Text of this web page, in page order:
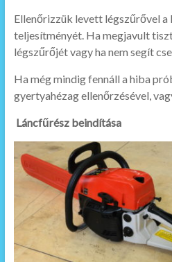
Ellenőrizzük levett légszűrővel
teljesítményét. Ha megjavult
légszűrőjét vagy ha nem segít
Ha még mindig fennáll a hiba
gyertyahézag ellenőrzésével,
Láncfűrész beindítása